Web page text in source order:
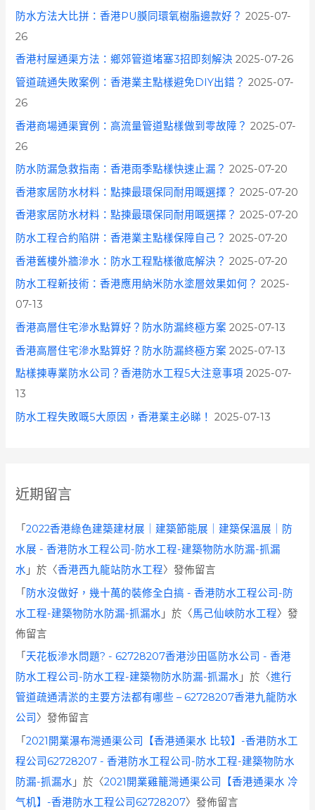
防水方法大比拼：香港PU膜同環氧樹脂邊款好？ 2025-07-
26
香港村屋通渠方法：鄉郊管道堵塞3招即刻解決 2025-07-26
管道疏通失敗案例：香港業主點樣避免DIY出錯？ 2025-07-
26
香港商場通渠實例：高流量管道點樣做到零故障？ 2025-07-
26
防水防漏急救指南：香港雨季點樣快速止漏？ 2025-07-20
香港家居防水材料：點揀最環保同耐用嘅選擇？ 2025-07-20
香港家居防水材料：點揀最環保同耐用嘅選擇？ 2025-07-20
防水工程合約陷阱：香港業主點樣保障自己？ 2025-07-20
香港舊樓外牆滲水：防水工程點樣徹底解決？ 2025-07-20
防水工程新技術：香港應用納米防水塗層效果如何？ 2025-
07-13
香港高層住宅滲水點算好？防水防漏終極方案 2025-07-13
香港高層住宅滲水點算好？防水防漏終極方案 2025-07-13
點樣揀專業防水公司？香港防水工程5大注意事項 2025-07-
13
防水工程失敗嘅5大原因，香港業主必睇！
2025-07-13
近期留言
「2022香港綠色建築建材展｜建築節能展｜建築保溫展｜防
水展 - 香港防水工程公司-防水工程-建築物防水防漏-抓漏
水 」於〈香港西九龍站防水工程〉發佈留言
「 防水沒做好，幾十萬的裝修全白搞 - 香港防水工程公司-防
水工程-建築物防水防漏-抓漏水 」於〈馬己仙峽防水工程〉發
佈留言
「 天花板滲水問題? - 62728207香港沙田區防水公司 - 香港
防水工程公司-防水工程-建築物防水防漏-抓漏水 」於〈進行
管道疏通清淤的主要方法都有哪些 – 62728207香港九龍防水
公司 〉發佈留言
「2021開業瀑布灣通渠公司【香港通渠水 比较】-香港防水工
程公司62728207 - 香港防水工程公司-防水工程-建築物防水
防漏-抓漏水 」於〈2021開業雞籠灣通渠公司【香港通渠水 冷
气机】-香港防水工程公司62728207〉發佈留言